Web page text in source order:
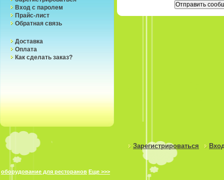
Вход с паролем
Прайс-лист
Обратная связь
Доставка
Оплата
Как сделать заказ?
Зарегистрироваться
оборудование для ресторанов Еще >>>